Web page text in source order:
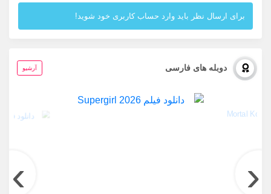
برای ارسال نظر باید وارد حساب کاربری خود شوید!
دوبله های فارسی آرشیو
‹
›